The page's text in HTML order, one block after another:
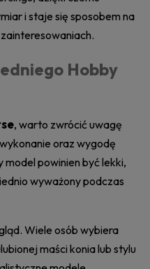
i staje się sposobem na
Hobby
, warto zwrócić uwagę
oraz wygodę
powinien być lekki,
wyważony podczas
Wiele osób wybiera
maści konia lub stylu